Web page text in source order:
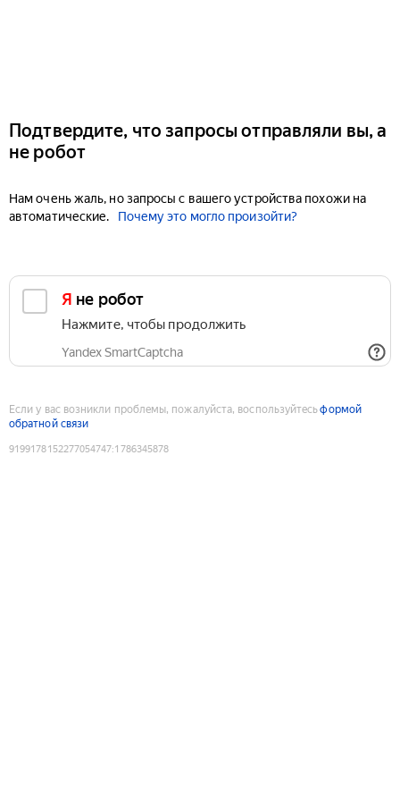
Подтвердите, что запросы отправляли вы, а
не робот
Нам очень жаль, но запросы с вашего устройства похожи на
автоматические.
Почему это могло произойти?
Я не робот
Нажмите, чтобы продолжить
Yandex SmartCaptcha
Если у вас возникли проблемы, пожалуйста, воспользуйтесьформой
обратной связи
9199178152277054747:1786345878